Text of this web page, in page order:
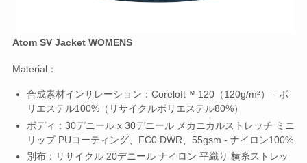
Atom SV Jacket WOMENS
Material：
合成素材インサレーション：Coreloft™ 120（120g/m²） - ポ
リエステル100%（リサイクルポリエステル80%）
ボディ：30デニール x 30デニール メカニカルストレッチ ミニ
リップ PUコーティング、FC0 DWR、55gsm - ナイロン100%
別布：リサイクル 20デニール ナイロン 平織り 横糸ストレッ